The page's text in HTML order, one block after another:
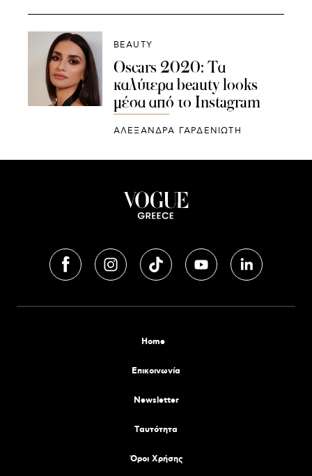
BEAUTY
Oscars 2020: Τα
καλύτερα beauty looks
μέσα από το Instagram
ΑΛΕΞΑΝΔΡΑ ΓΑΡΔΕΝΙΩΤΗ
Home
Επικοινωνία
Newsletter
Tαυτότητα
Όροι Χρήσης